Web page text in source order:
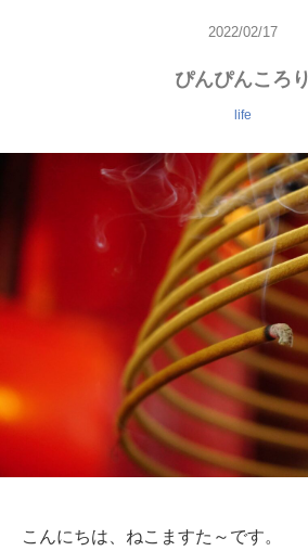
2022/02/17
ぴんぴんころり
life
こんにちは、ねこますた～です。